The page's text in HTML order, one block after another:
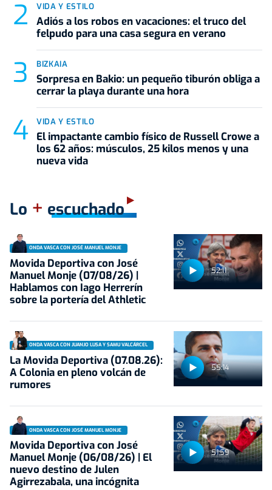
VIDA Y ESTILO
Adiós a los robos en vacaciones: el truco del
felpudo para una casa segura en verano
BIZKAIA
Sorpresa en Bakio: un pequeño tiburón obliga a
cerrar la playa durante una hora
VIDA Y ESTILO
El impactante cambio físico de Russell Crowe a
los 62 años: músculos, 25 kilos menos y una
nueva vida
Lo + escuchado
52:11
ONDA VASCA CON JOSÉ MANUEL MONJE
Movida Deportiva con José
Manuel Monje (07/08/26) |
Hablamos con Iago Herrerín
sobre la portería del Athletic
55:14
ONDA VASCA CON JUANJO LUSA Y SAMU VALCÁRCEL
La Movida Deportiva (07.08.26):
A Colonia en pleno volcán de
rumores
51:59
ONDA VASCA CON JOSÉ MANUEL MONJE
Movida Deportiva con José
Manuel Monje (06/08/26) | El
nuevo destino de Julen
Agirrezabala, una incógnita